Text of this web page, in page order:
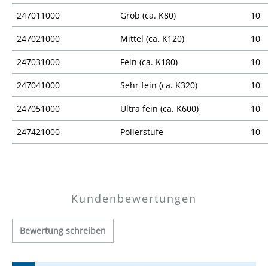
247011000 Grob (ca. K80) 10
247021000 Mittel (ca. K120) 10
247031000 Fein (ca. K180) 10
247041000 Sehr fein (ca. K320) 10
247051000 Ultra fein (ca. K600) 10
247421000 Polierstufe 10
Kundenbewertungen
Bewertung schreiben